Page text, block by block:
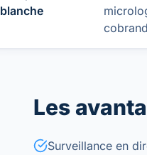
blanche
Les
Surveillance en